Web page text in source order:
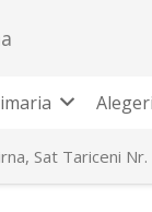
Sat Tariceni